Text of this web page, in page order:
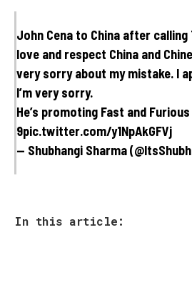
John Cena to China after
love and respect China and
very sorry about my mistake. I
I’m very sorry.
He’s promoting Fast and Furious
9pic.twitter.com/y1NpAkGFVj
— Shubhangi Sharma
In this article: